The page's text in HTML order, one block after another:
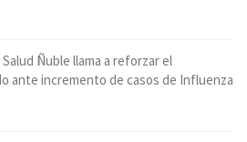
Ñuble llama a reforzar el
ante incremento de casos de Influenza